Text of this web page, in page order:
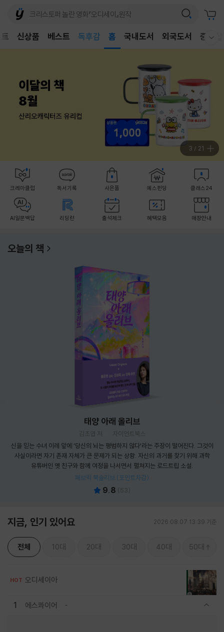
신상품 베스트
어린이
어린이
홈 국내도서 외국도서 중고샵
3 / 21
크레마클럽 독서기록 사은품 예스펀딩 클래스24
AI일문백답 리딩런 출석체크 혜택모음 매장안내
오늘의 책
태양 아래 올리브
김초엽 저
자이언트북스
신을 믿는 수녀 이레 앞에 ‘당신의 뇌는 평범하지 않다’라는 주장이 떨어진다. 그것이
사실이라면 자기 존재 자체가 큰 문제가 되는 상황. 자신의 과거를 찾기 위해 과학
유튜버인 옛 친구와 함께 여정을 나서면서 펼쳐지는 로드트립 소설.
패브릭 북슬리브 (포인트차감)
9.8 (53)
지금, 인기 있어요 2026.08.07 13:39 기준
전체 10대 20대 30대 40대 50대
HOT 오디세이아
1 에스콰이어